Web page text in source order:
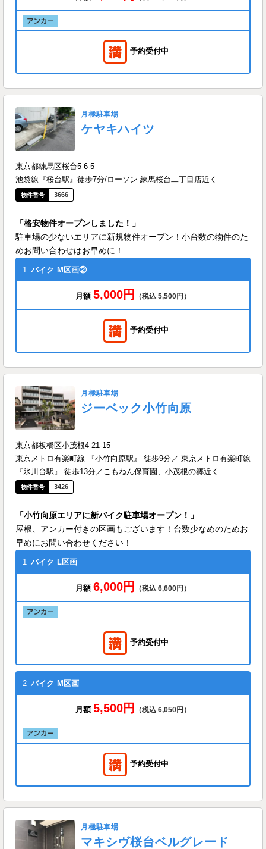
予約受付中
月極駐車場
ケヤキハイツ
東京都練馬区桜台5-6-5
池袋線『桜台駅』徒歩7分/ローソン 練馬桜台二丁目店近く
3666
「格安物件オープンしました！」
駐車場の少ないエリアに新規物件オープン！小台数の物件のた
めお問い合わせはお早めに！
1 バイク M区画②
月額 5,000円 （税込 5,500円）
予約受付中
月極駐車場
ジーベック小竹向原
東京都板橋区小茂根4-21-15
東京メトロ有楽町線 『小竹向原駅』 徒歩9分／ 東京メトロ有楽町線
『氷川台駅』 徒歩13分／こもねん保育園、小茂根の郷近く
3426
「小竹向原エリアに新バイク駐車場オープン！」
屋根、アンカー付きの区画もございます！台数少なめのためお
早めにお問い合わせください！
1 バイク L区画
月額 6,000円 （税込 6,600円）
予約受付中
2 バイク M区画
月額 5,500円 （税込 6,050円）
予約受付中
月極駐車場
マキシヴ桜台ベルグレード